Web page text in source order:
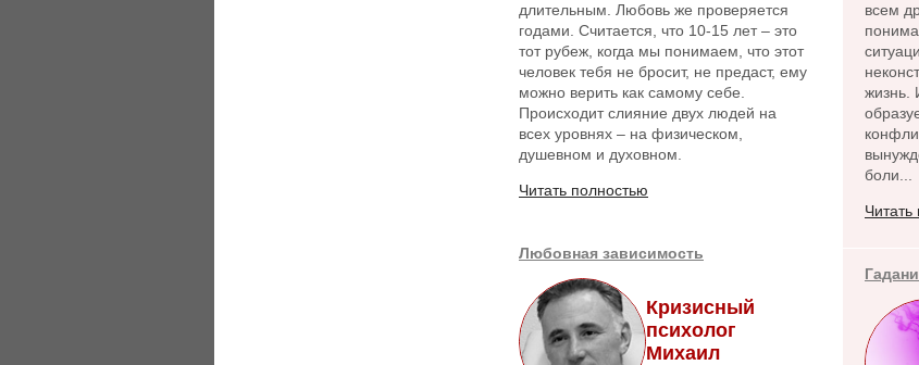
длительным. Любовь же проверяется
годами. Считается, что 10-15 лет – это
тот рубеж, когда мы понимаем, что этот
человек тебя не бросит, не предаст, ему
можно верить как самому себе.
Происходит слияние двух людей на
всех уровнях – на физическом,
душевном и духовном.
Читать полностью
Любовная зависимость
Кризисный
психолог
Михаил
всем
жизнь.
боли...
Читать